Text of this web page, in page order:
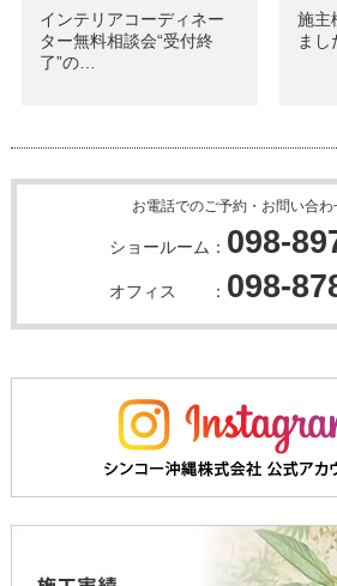
インテリアコーディネー
ター無料相談会“受付終
了”の…
施主
ま
お電話でのご予約・お問い合わ
ショールーム： 098-
オフィス ： 098-